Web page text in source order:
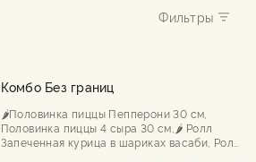
Комбо Без границ
🌶️Половинка пиццы Пепперони 30 см,
Половинка пиццы 4 сыра 30 см,🌶️ Ролл
Запеченная курица в шариках васаби, Ролл